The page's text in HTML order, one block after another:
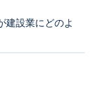
建設業にどのよ